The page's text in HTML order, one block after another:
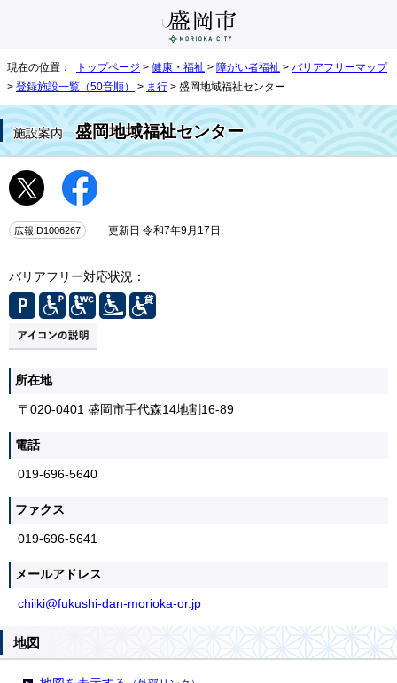
現在の位置： トップページ > 健康・福祉 > 障がい者福祉 > バリアフリーマップ
> 登録施設一覧（50音順） > ま行 > 盛岡地域福祉センター
施設案内盛岡地域福祉センター
広報ID1006267 更新日 令和7年9月17日
バリアフリー対応状況：
所在地
〒020-0401 盛岡市手代森14地割16-89
電話
019-696-5640
ファクス
019-696-5641
メールアドレス
chiiki@fukushi-dan-morioka-or.jp
地図